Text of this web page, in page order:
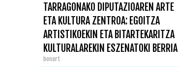
TARRAGONAKO DIPUTAZIOAREN ARTE
ETA KULTURA ZENTROA: EGOITZA
ARTISTIKOEKIN ETA BITARTEKARITZA
KULTURALAREKIN ESZENATOKI BERRIA
bonart